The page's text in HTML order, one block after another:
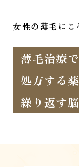
女性の薄毛に
薄毛治療
処方する
繰り返す